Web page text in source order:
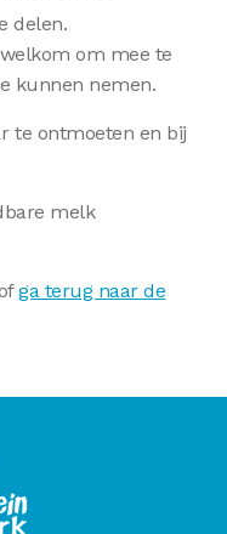
delen.
om mee te
kunnen nemen.
te ontmoeten en bij
melk
ga terug naar de